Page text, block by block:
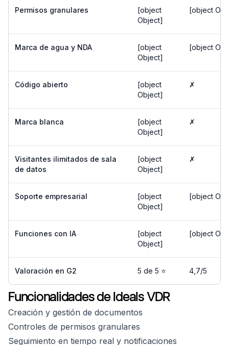
Permisos granulares
[object
Object]
[object
Marca de agua y NDA
[object
Object]
[object
Código abierto
[object
Object]
✗
Marca blanca
[object
Object]
✗
Visitantes ilimitados de sala
de datos
[object
Object]
✗
Soporte empresarial
[object
Object]
[object
Funciones con IA
[object
Object]
[object
Valoración en G2 5 de 5 ⭐️ 4,7/5
Funcionalidades de Ideals VDR
Creación y gestión de documentos
Controles de permisos granulares
Seguimiento en tiempo real y notificaciones